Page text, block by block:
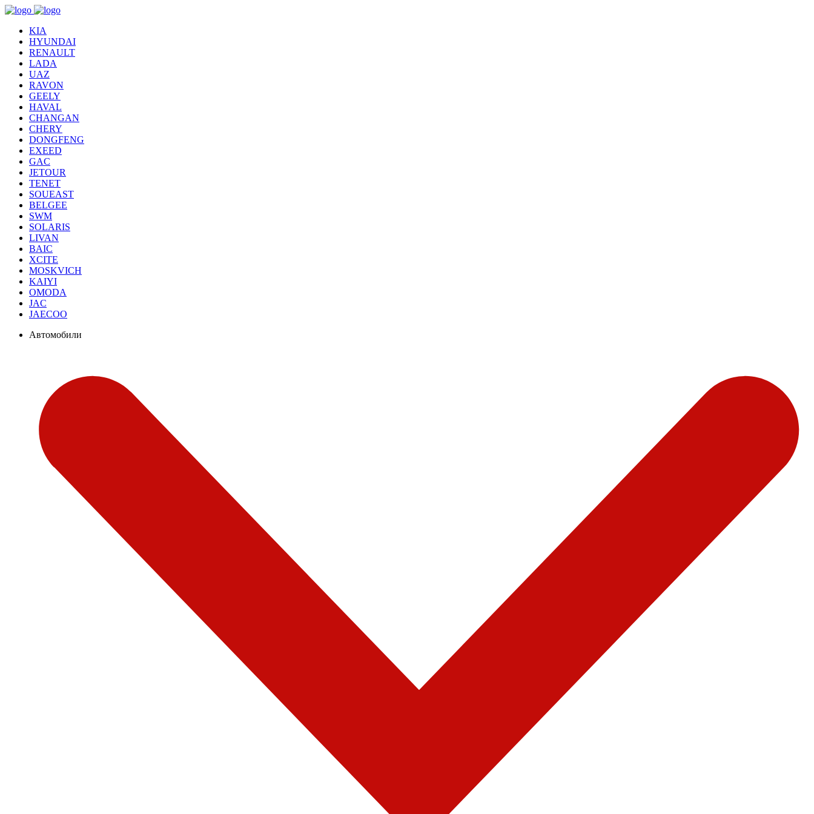
KIA
HYUNDAI
RENAULT
LADA
UAZ
RAVON
GEELY
HAVAL
CHANGAN
CHERY
DONGFENG
EXEED
GAC
JETOUR
TENET
SOUEAST
BELGEE
SWM
SOLARIS
LIVAN
BAIC
XCITE
MOSKVICH
KAIYI
OMODA
JAC
JAECOO
Автомобили